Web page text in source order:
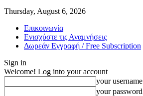
Thursday, August 6, 2026
Επικοινωνία
Ενισχύστε τις Αναμνήσεις
Δωρεάν Εγγραφή / Free Subscription
Sign in
Welcome! Log into your account
your username
your password